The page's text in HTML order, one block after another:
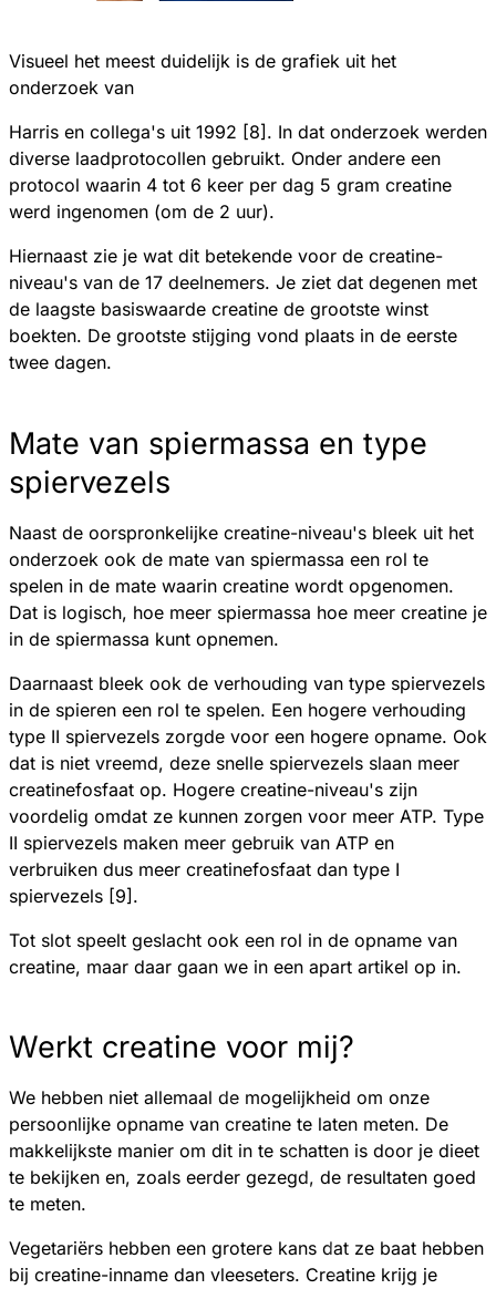
Visueel het meest duidelijk is de grafiek uit het
onderzoek van
Harris en collega's uit 1992 [8]. In dat onderzoek werden
diverse laadprotocollen gebruikt. Onder andere een
protocol waarin 4 tot 6 keer per dag 5 gram creatine
werd ingenomen (om de 2 uur).
Hiernaast zie je wat dit betekende voor de creatine-
niveau's van de 17 deelnemers. Je ziet dat degenen met
de laagste basiswaarde creatine de grootste winst
boekten. De grootste stijging vond plaats in de eerste
twee dagen.
Mate van spiermassa en type
spiervezels
Naast de oorspronkelijke creatine-niveau's bleek uit het
onderzoek ook de mate van spiermassa een rol te
spelen in de mate waarin creatine wordt opgenomen.
Dat is logisch, hoe meer spiermassa hoe meer creatine je
in de spiermassa kunt opnemen.
Daarnaast bleek ook de verhouding van type spiervezels
in de spieren een rol te spelen. Een hogere verhouding
type II spiervezels zorgde voor een hogere opname. Ook
dat is niet vreemd, deze snelle spiervezels slaan meer
creatinefosfaat op. Hogere creatine-niveau's zijn
voordelig omdat ze kunnen zorgen voor meer ATP. Type
II spiervezels maken meer gebruik van ATP en
verbruiken dus meer creatinefosfaat dan type I
spiervezels [9].
Tot slot speelt geslacht ook een rol in de opname van
creatine, maar daar gaan we in een apart artikel op in.
Werkt creatine voor mij?
We hebben niet allemaal de mogelijkheid om onze
persoonlijke opname van creatine te laten meten. De
makkelijkste manier om dit in te schatten is door je dieet
te bekijken en, zoals eerder gezegd, de resultaten goed
te meten.
Vegetariërs hebben een grotere kans dat ze baat hebben
bij creatine-inname dan vleeseters. Creatine krijg je